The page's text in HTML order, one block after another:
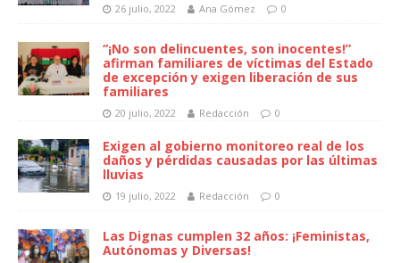
26 julio, 2022 Ana Gómez 0
“¡No son delincuentes, son inocentes!”
afirman familiares de víctimas del Estado
de excepción y exigen liberación de sus
familiares
20 julio, 2022 Redacción 0
Exigen al gobierno monitoreo real de los
daños y pérdidas causadas por las últimas
lluvias
19 julio, 2022 Redacción 0
Las Dignas cumplen 32 años: ¡Feministas,
Autónomas y Diversas!